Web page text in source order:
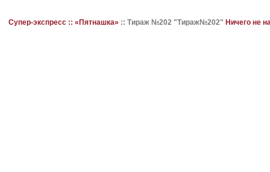
Супер-экспресс :: «Пятнашка» :: Тираж №202 "Тираж№202" Ничего не